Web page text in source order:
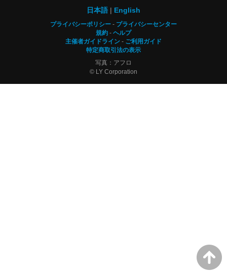
日本語
English
プライバシーポリシー
プライバシーセンター
規約
ヘルプ
主催者ガイドライン
ご利用ガイド
特定商取引法の表示
写真：アフロ
© LY Corporation